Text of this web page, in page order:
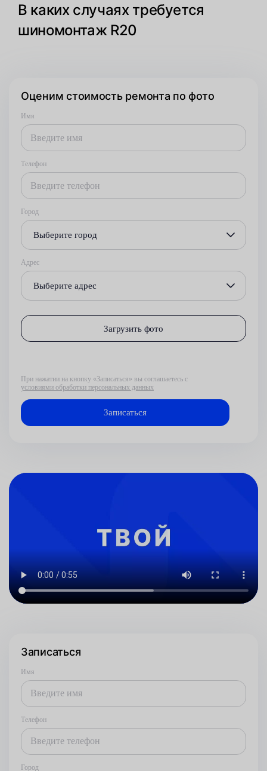
В каких случаях требуется
шиномонтаж R20
Оценим стоимость ремонта по фото
Имя
Телефон
Город
Выберите город
Адрес
Выберите адрес
Загрузить фото
При нажатии на кнопку «Записаться» вы соглашаетесь с
условиями обработки персональных данных
Записаться
Имя
Телефон
Город